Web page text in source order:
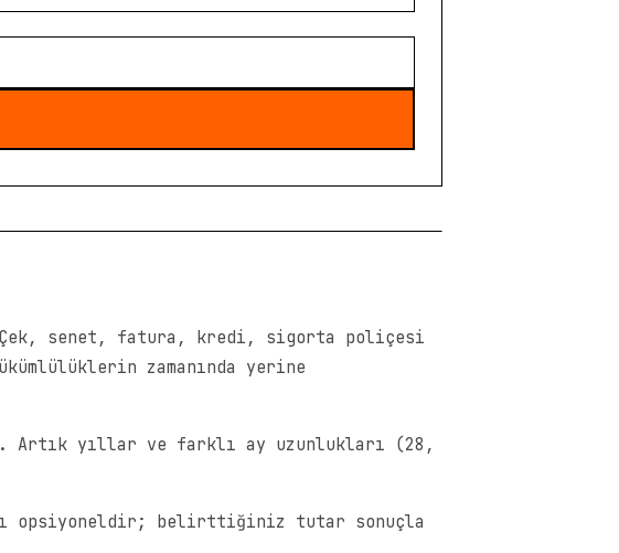
Çek, senet, fatura, kredi, sigorta poliçesi
zamanında yerine
Artık yıllar ve farklı ay uzunlukları (28,
opsiyoneldir; belirttiğiniz tutar sonuçla